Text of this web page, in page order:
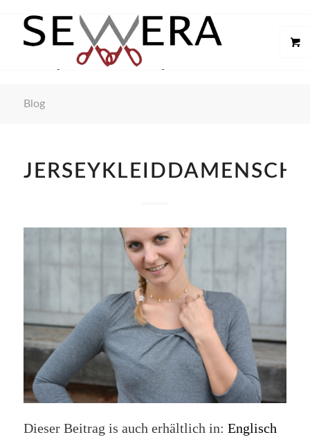
Blog
Dieser Beitrag is auch erhältlich in: Englisch